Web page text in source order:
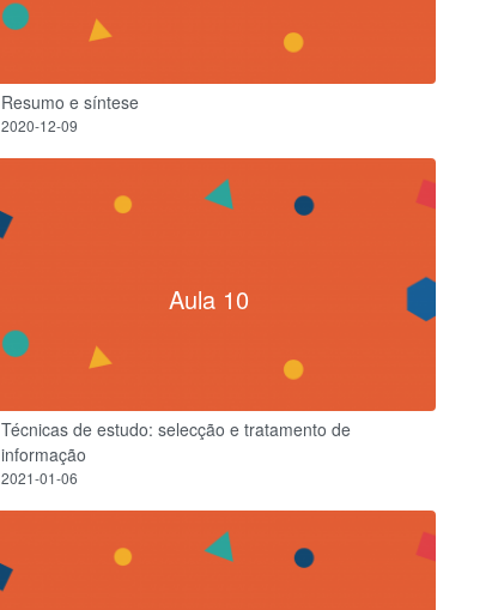
Resumo e síntese
2020-12-09
Aula 10
Técnicas de estudo: selecção e tratamento de
informação
2021-01-06